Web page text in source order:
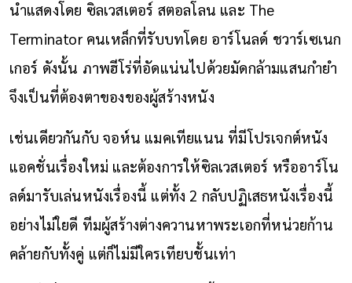
นำแสดงโดย ซิลเวสเตอร์ สตอลโลน และ The
Terminator คนเหล็กที่รับบทโดย อาร์โนลด์ ชวาร์เซเนก
เกอร์ ดังนั้น ภาพฮีโร่ที่อัดแน่นไปด้วยมัดกล้ามแสนกำยำ
จึงเป็นที่ต้องตาของของผู้สร้างหนัง
เช่นเดียวกันกับ จอห์น แมคเทียแนน ที่มีโปรเจกต์หนัง
แอคชั่นเรื่องใหม่ และต้องการให้ซิลเวสเตอร์ หรืออาร์โน
ลด์มารับเล่นหนังเรื่องนี้ แต่ทั้ง 2 กลับปฏิเสธหนังเรื่องนี้
อย่างไม่ใยดี ทีมผู้สร้างต่างควานหาพระเอกที่หน่วยก้าน
คล้ายกับทั้งคู่ แต่ก็ไม่มีใครเทียบชั้นเท่า